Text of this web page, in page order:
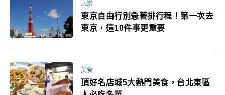
玩樂
東京自由行別急著排行程！第一次去
東京，這10件事更重要
美食
頂好名店城5大熱門美食，台北東區